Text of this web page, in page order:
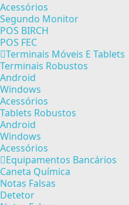
Acessórios
Segundo Monitor
POS BIRCH
POS FEC
Terminais Móveis E Tablets
Terminais Robustos
Android
Windows
Acessórios
Tablets Robustos
Android
Windows
Acessórios
Equipamentos Bancários
Caneta Química
Notas Falsas
Detetor